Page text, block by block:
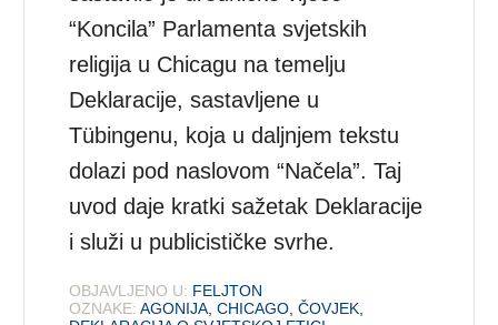
“Koncila” Parlamenta svjetskih
religija u Chicagu na temelju
Deklaracije, sastavljene u
Tübingenu, koja u daljnjem tekstu
dolazi pod naslovom “Načela”. Taj
uvod daje kratki sažetak Deklaracije
i služi u publicističke svrhe.
OBJAVLJENO U: FELJTON
OZNAKE: AGONIJA,CHICAGO,ČOVJEK,